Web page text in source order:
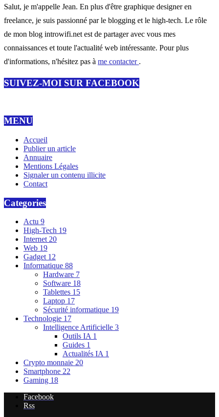
Salut, je m'appelle Jean. En plus d'être graphique designer en
freelance, je suis passionné par le blogging et le high-tech. Le rôle
de mon blog introwifi.net est de partager avec vous mes
connaissances et toute l'actualité web intéressante. Pour plus
d'informations, n'hésitez pas à me contacter .
SUIVEZ-MOI SUR FACEBOOK
MENU
Accueil
Publier un article
Annuaire
Mentions Légales
Signaler un contenu illicite
Contact
Categories
Actu 9
High-Tech 19
Internet20
Web 19
Gadget 12
Informatique 88
Hardware 7
Software 18
Tablettes 15
Laptop 17
Sécurité informatique 19
Technologie 17
Intelligence Artificielle 3
Outils IA 1
Guides 1
Actualités IA 1
Crypto monnaie 20
Smartphone 22
Gaming 18
Facebook
Rss